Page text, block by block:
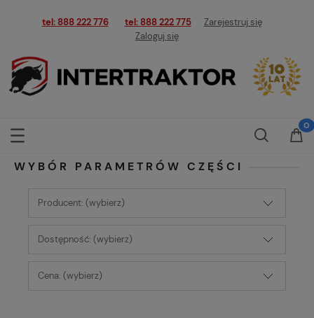
tel: 888 222 776 tel: 888 222 775
Zarejestruj się
Zaloguj się
WYBÓR PARAMETRÓW CZĘŚCI
Producent: (wybierz)
Dostępność: (wybierz)
Cena: (wybierz)